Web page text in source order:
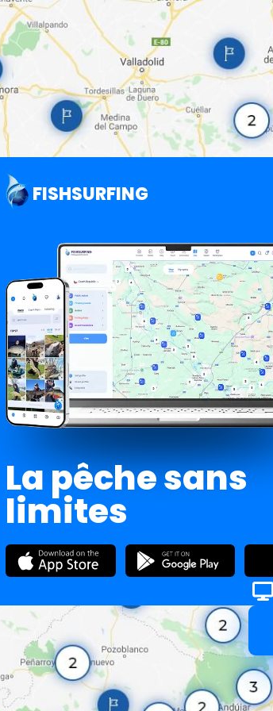
FISHSURFING
La pêche sans
limites